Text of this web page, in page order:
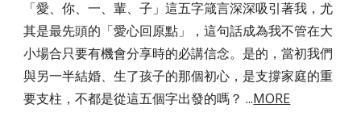
「愛、你、一、輩、子」這五字箴言深深吸引著我，尤
其是最先頭的「愛心回原點」，這句話成為我不管在大
小場合只要有機會分享時的必講信念。是的，當初我們
與另一半結婚、生了孩子的那個初心，是支撐家庭的重
要支柱，不都是從這五個字出發的嗎？ ...MORE